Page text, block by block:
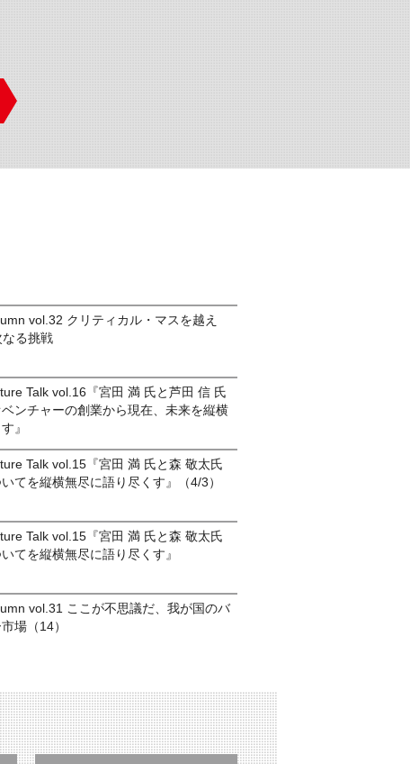
vol.32 クリティカル・マスを越え
る挑戦
Talk vol.16『宮田 満 氏と芦田 信 氏
ンチャーの創業から現在、未来を縦横
』
Talk vol.15『宮田 満 氏と森 敬太氏
てを縦横無尽に語り尽くす』（4/3）
Talk vol.15『宮田 満 氏と森 敬太氏
てを縦横無尽に語り尽くす』
vol.31 ここが不思議だ、我が国のバ
場（14）